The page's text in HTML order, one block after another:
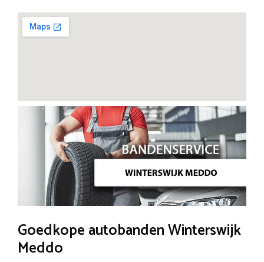
Goedkope autobanden Winterswijk
Meddo